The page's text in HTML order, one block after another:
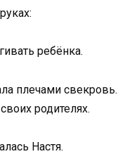
ребёнка.
плечами свекровь.
родителях.
Настя.